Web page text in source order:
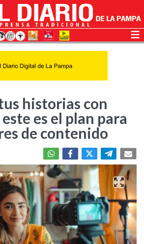
historias con
es el plan para
de contenido